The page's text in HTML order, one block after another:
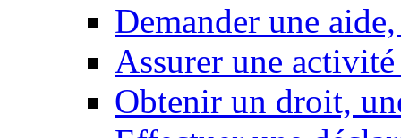
Demander une
Assurer une
Obtenir un droit,